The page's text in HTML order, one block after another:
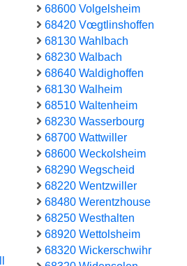
68600 Volgelsheim
68420 Vœgtlinshoffen
68130 Wahlbach
68230 Walbach
68640 Waldighoffen
68130 Walheim
68510 Waltenheim
68230 Wasserbourg
68700 Wattwiller
68600 Weckolsheim
68290 Wegscheid
68220 Wentzwiller
68480 Werentzhouse
68250 Westhalten
68920 Wettolsheim
68320 Wickerschwihr